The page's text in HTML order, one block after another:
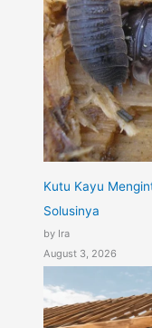
Kutu Kayu
Solusinya
by Ira
August 3, 2026